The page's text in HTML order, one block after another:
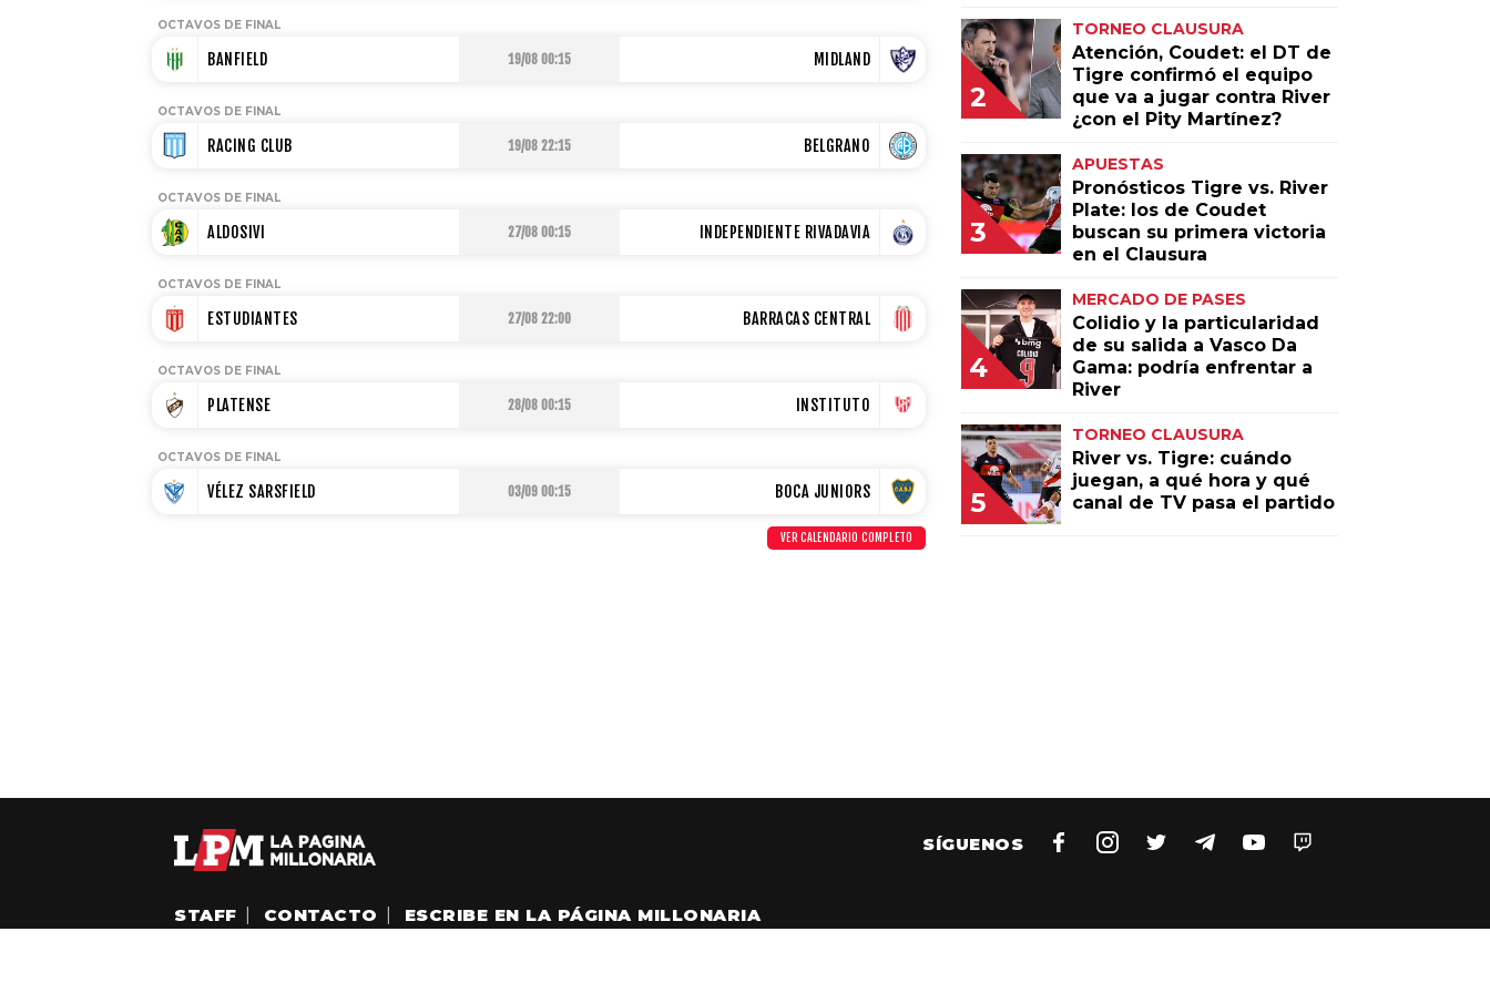
OCTAVOS DE FINAL
BANFIELD 19/08 00:15 MIDLAND
OCTAVOS DE FINAL
RACING CLUB 19/08 22:15 BELGRANO
OCTAVOS DE FINAL
ALDOSIVI 27/08 00:15 INDEPENDIENTE RIVADAVIA
OCTAVOS DE FINAL
ESTUDIANTES 27/08 22:00 BARRACAS CENTRAL
OCTAVOS DE FINAL
PLATENSE 28/08 00:15 INSTITUTO
OCTAVOS DE FINAL
VÉLEZ SARSFIELD 03/09 00:15 BOCA JUNIORS
VER CALENDARIO COMPLETO
2
TORNEO CLAUSURA
Atención, Coudet: el DT de
Tigre confirmó el equipo
que va a jugar contra River
¿con el Pity Martínez?
3
APUESTAS
Pronósticos Tigre vs. River
Plate: los de Coudet
buscan su primera victoria
en el Clausura
4
MERCADO DE PASES
Colidio y la particularidad
de su salida a Vasco Da
Gama: podría enfrentar a
River
5
TORNEO CLAUSURA
River vs. Tigre: cuándo
juegan, a qué hora y qué
canal de TV pasa el partido
SÍGUENOS
STAFF CONTACTO ESCRIBE EN LA PÁGINA MILLONARIA